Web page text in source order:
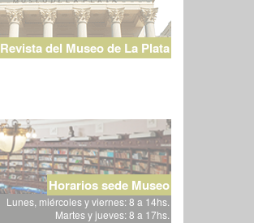
Revista del Museo de La Plata
Horarios sede Museo
Lunes, miércoles y viernes: 8 a 14hs.
Martes y jueves: 8 a 17hs.